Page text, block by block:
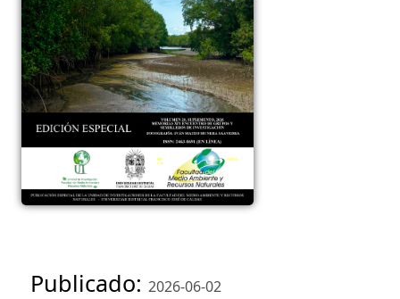
Publicado: 2026-06-02